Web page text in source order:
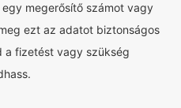
megerősítő számot vagy
ezt az adatot biztonságos
a fizetést vagy szükség